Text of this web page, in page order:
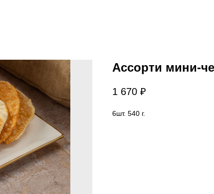
Ассорти мини-
1 670 ₽
6шт. 540 г.